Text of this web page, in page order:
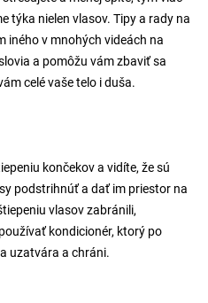
týka nielen vlasov. Tipy a rady na
iného v mnohých videách na
a pomôžu vám zbaviť sa
celé vaše telo i duša.
končekov a vidíte, že sú
podstrihnúť a dať im priestor na
vlasov zabránili,
kondicionér, ktorý po
uzatvára a chráni.